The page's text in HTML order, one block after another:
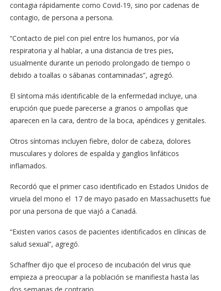
contagia rápidamente como Covid-19, sino por cadenas de
contagio, de persona a persona.
“Contacto de piel con piel entre los humanos, por vía
respiratoria y al hablar, a una distancia de tres pies,
usualmente durante un periodo prolongado de tiempo o
debido a toallas o sábanas contaminadas”, agregó.
El síntoma más identificable de la enfermedad incluye, una
erupción que puede parecerse a granos o ampollas que
aparecen en la cara, dentro de la boca, apéndices y genitales.
Otros síntomas incluyen fiebre, dolor de cabeza, dolores
musculares y dolores de espalda y ganglios linfáticos
inflamados.
Recordó que el primer caso identificado en Estados Unidos de
viruela del mono el 17 de mayo pasado en Massachusetts fue
por una persona de que viajó a Canadá.
“Existen varios casos de pacientes identificados en clínicas de
salud sexual”, agregó.
Schaffner dijo que el proceso de incubación del virus que
empieza a preocupar a la población se manifiesta hasta las